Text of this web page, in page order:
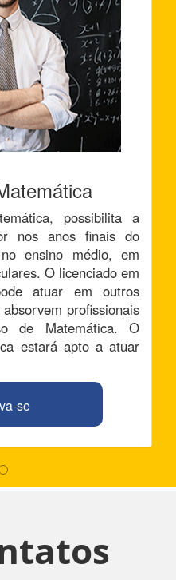
possibilita a
nos anos finais do
ensino médio, em
O licenciado em
atuar em outros
profissionais
de Matemática. O
estará apto a atuar
se